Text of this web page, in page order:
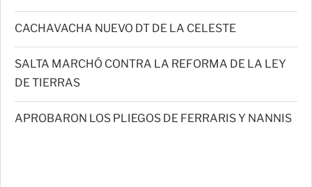
CACHAVACHA NUEVO DT DE LA CELESTE
SALTA MARCHÓ CONTRA LA REFORMA DE LA LEY
DE TIERRAS
APROBARON LOS PLIEGOS DE FERRARIS Y NANNIS